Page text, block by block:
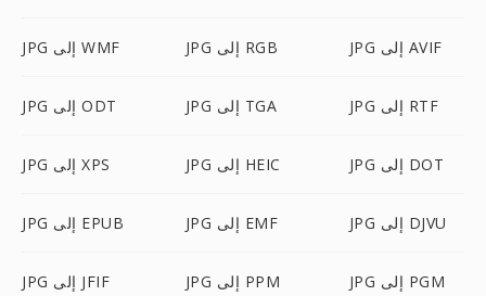
JPG إلى WMF JPG إلى RGB JPG إلى AVIF
JPG إلى ODT JPG إلى TGA JPG إلى RTF
JPG إلى XPS JPG إلى HEIC JPG إلى DOT
JPG إلى EPUB JPG إلى EMF JPG إلى DJVU
JPG إلى JFIF JPG إلى PPM JPG إلى PGM